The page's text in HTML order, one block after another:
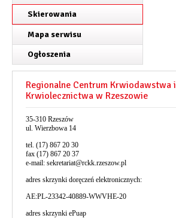
Skierowania
Mapa serwisu
Ogłoszenia
Regionalne Centrum Krwiodawstwa i
Krwiolecznictwa w Rzeszowie
35-310 Rzeszów
ul. Wierzbowa 14
tel. (17) 867 20 30
fax (17) 867 20 37
e-mail: sekretariat@rckk.rzeszow.pl
adres skrzynki doręczeń elektronicznych:
AE:PL-23342-40889-WWVHE-20
adres skrzynki ePuap